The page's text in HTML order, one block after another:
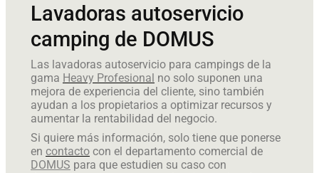
Lavadoras autoservicio
camping de DOMUS
Las lavadoras autoservicio para campings de la
gama Heavy Profesional no solo suponen una
mejora de experiencia del cliente, sino también
ayudan a los propietarios a optimizar recursos y
aumentar la rentabilidad del negocio.
Si quiere más información, solo tiene que ponerse
en contacto con el departamento comercial de
DOMUS para que estudien su caso con